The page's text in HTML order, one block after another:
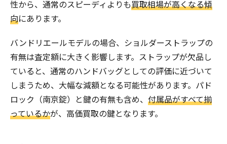
性から、通常のスピーディよりも買取相場が高くなる傾
向にあります。
バンドリエールモデルの場合、ショルダーストラップの
有無は査定額に大きく影響します。ストラップが欠品し
ていると、通常のハンドバッグとしての評価に近づいて
しまうため、大幅な減額となる可能性があります。パド
ロック（南京錠）と鍵の有無も含め、 付属品がすべて揃
っているかが、高価買取の鍵となります。